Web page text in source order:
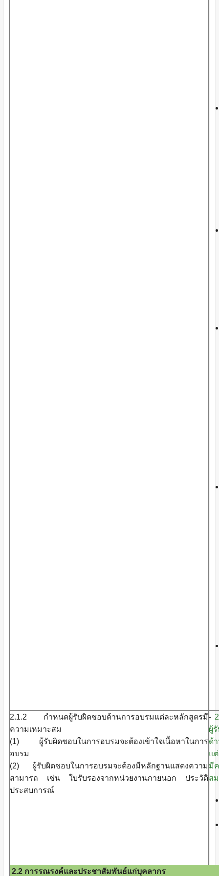
2.1.2 กำหนดผู้รับผิดชอบด้านการอบรมแต่ละหลักสูตรมี
ความเหมาะสม
(1) ผู้รับผิดชอบในการอบรมจะต้องเข้าใจเนื้อหาในการ
อบรม
(2) ผู้รับผิดชอบในการอบรมจะต้องมีหลักฐานแสดงความ
สามารถ เช่น ใบรับรองจากหน่วยงานภายนอก ประวัติ
ประสบการณ์
-
ผู้
ด้
แ
มี
สม
2.2 การรณรงค์และประชาสัมพันธ์แก่บุคลากร